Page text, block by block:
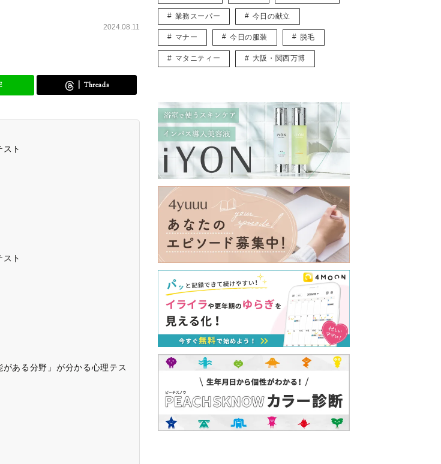
2024.08.11
Threads
ト
ト
ある分野」が分かる心理テス
業務スーパー 今日の献立
マナー 今日の服装 脱毛
マタニティー 大阪・関西万博